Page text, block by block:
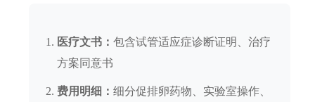
医疗文书： 包含试管适应症诊断证明、治疗
方案同意书
费用明细： 细分促排卵药物、实验室操作、